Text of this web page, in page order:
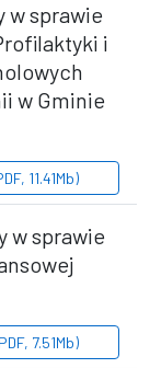
w sprawie
i
w Gminie
11.41Mb)
w sprawie
7.51Mb)